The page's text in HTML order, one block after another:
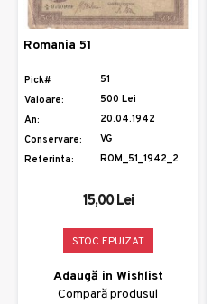
Romania 51
Pick#
51
Valoare:
500 Lei
An:
20.04.1942
Conservare:
VG
Referinta:
ROM_51_1942_2
15,00 Lei
STOC EPUIZAT
Adaugă in Wishlist
Compară produsul